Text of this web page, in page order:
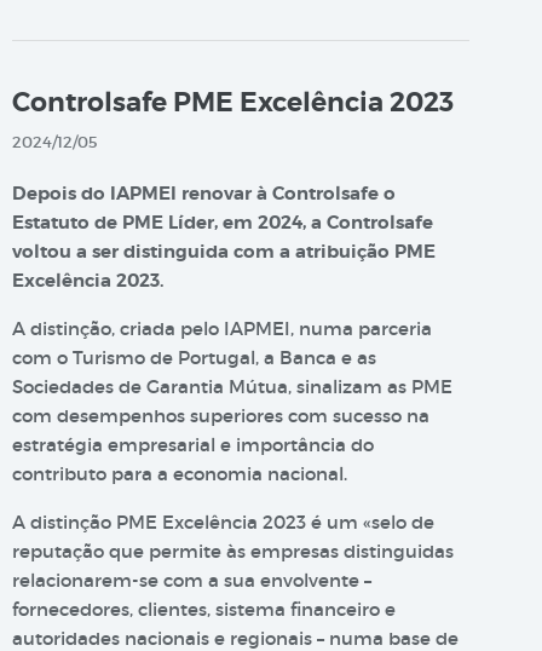
Controlsafe PME Excelência 2023
2024/12/05
Depois do IAPMEI renovar à Controlsafe o
Estatuto de PME Líder, em 2024, a Controlsafe
voltou a ser distinguida com a atribuição PME
Excelência 2023.
A distinção, criada pelo IAPMEI, numa parceria
com o Turismo de Portugal, a Banca e as
Sociedades de Garantia Mútua, sinalizam as PME
com desempenhos superiores com sucesso na
estratégia empresarial e importância do
contributo para a economia nacional.
A distinção PME Excelência 2023 é um «selo de
reputação que permite às empresas distinguidas
relacionarem-se com a sua envolvente –
fornecedores, clientes, sistema financeiro e
autoridades nacionais e regionais – numa base de